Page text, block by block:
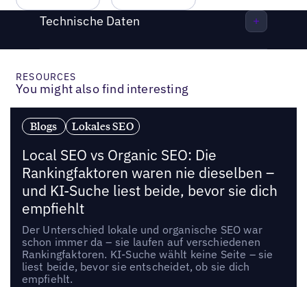
Technische Daten
RESOURCES
You might also find interesting
Blogs Lokales SEO
Local SEO vs Organic SEO: Die
Rankingfaktoren waren nie dieselben –
und KI-Suche liest beide, bevor sie dich
empfiehlt
Der Unterschied lokale und organische SEO war
schon immer da – sie laufen auf verschiedenen
Rankingfaktoren. KI-Suche wählt keine Seite – sie
liest beide, bevor sie entscheidet, ob sie dich
empfiehlt.